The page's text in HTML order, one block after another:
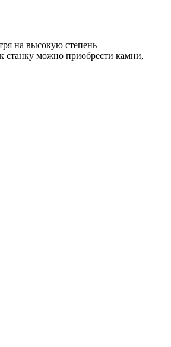
на высокую степень
станку можно приобрести камни,